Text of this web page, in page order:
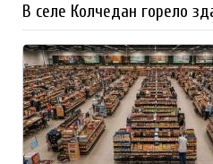
В селе Колчедан горело